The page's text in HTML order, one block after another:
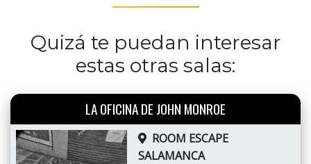
Quizá te puedan interesar
estas otras salas:
LA OFICINA DE JOHN MONROE
ROOM ESCAPE
SALAMANCA